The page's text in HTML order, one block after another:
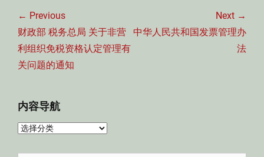
章
导
航
← Previous
Previous
post:
财政部 税务总局 关于非营
利组织免税资格认定管理有
关问题的通知
Next →
Next
中华人民共和国发票管理办
法
内容导航
内